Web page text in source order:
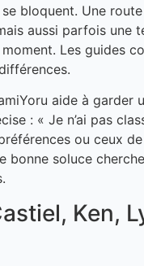
bloquent. Une
aussi parfois une
Les guides
aide à garder
: « Je n’ai pas
ou ceux
bonne soluce
Ken,